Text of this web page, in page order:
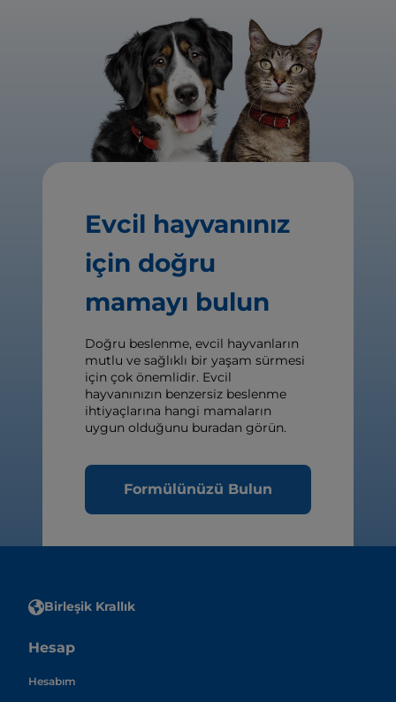
Evcil hayvanınız
için doğru
mamayı bulun
Doğru beslenme, evcil hayvanların
mutlu ve sağlıklı bir yaşam sürmesi
için çok önemlidir. Evcil
hayvanınızın benzersiz beslenme
ihtiyaçlarına hangi mamaların
uygun olduğunu buradan görün.
Formülünüzü Bulun
Birleşik Krallık
Hesap
Hesabım